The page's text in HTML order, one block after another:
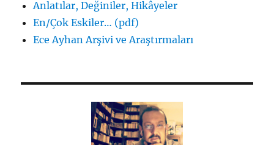
Anlatılar, Değiniler, Hikâyeler
En/Çok Eskiler… (pdf)
Ece Ayhan Arşivi ve Araştırmaları